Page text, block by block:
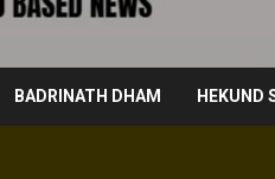
BADRINATH DHAM HEKUND